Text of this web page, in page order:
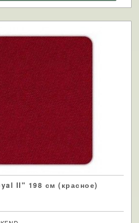
II" 198 см (красное)